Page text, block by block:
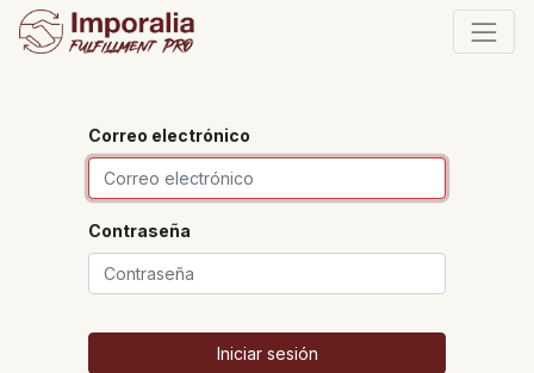
Correo electrónico
Contraseña
Iniciar sesión